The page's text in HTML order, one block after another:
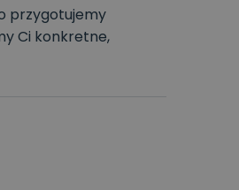
przygotujemy
Ci konkretne,